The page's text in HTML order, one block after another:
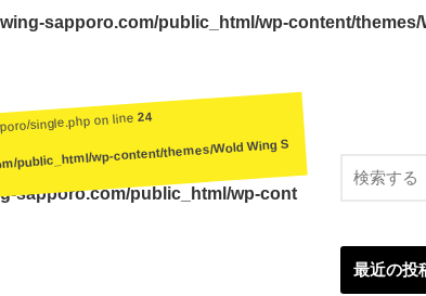
sapporo.com/public_html/wp-content/
sapporo.com/public_html/wp-cont
single.php on line24
public_html/wp-content/themes/Wold Wing S
最近の投